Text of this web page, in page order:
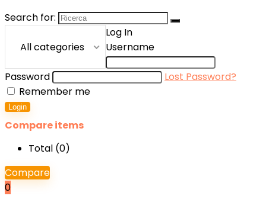
Search for:
All categories
Log In
Username
Password
Lost Password?
Remember me
Login
Compare items
Total (0)
Compare
0